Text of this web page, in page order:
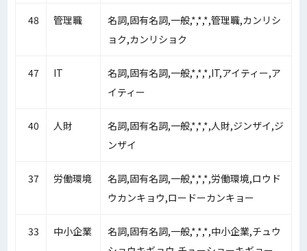
48 管理職
名詞,固有名詞,一般,*,*,*,管理職,カンリシ
ョク,カンリショク
47 IT
名詞,固有名詞,一般,*,*,*,IT,アイティー,ア
イティー
40 人財
名詞,固有名詞,一般,*,*,*,人財,ジンザイ,ジ
ンザイ
37 労働環境
名詞,固有名詞,一般,*,*,*,労働環境,ロウド
ウカンキョウ,ロードーカンキョー
33 中小企業
名詞,固有名詞,一般,*,*,*,中小企業,チュウ